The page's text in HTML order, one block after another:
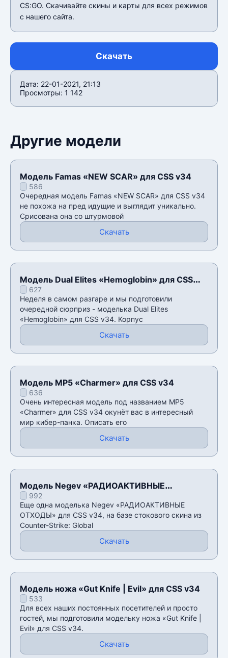
CS:GO. Скачивайте скины и карты для всех режимов
с нашего сайта.
Скачать
Дата: 22-01-2021, 21:13
Просмотры: 1 142
Другие модели
Модель Famas «NEW SCAR» для CSS v34
586
Очередная модель Famas «NEW SCAR» для CSS v34
не похожа на пред идущие и выглядит уникально.
Срисована она со штурмовой
Скачать
Модель Dual Elites «Hemoglobin» для CSS
v34627
Неделя в самом разгаре и мы подготовили
очередной сюрприз - моделька Dual Elites
«Hemoglobin» для CSS v34. Корпус
Скачать
Модель MP5 «Charmer» для CSS v34
636
Очень интересная модель под названием MP5
«Charmer» для CSS v34 окунёт вас в интересный
мир кибер-панка. Описать его
Скачать
Модель Negev «РАДИОАКТИВНЫЕ
ОТХОДЫ» для CSS v34
992
Еще одна моделька Negev «РАДИОАКТИВНЫЕ
ОТХОДЫ» для CSS v34, на базе стокового скина из
Counter-Strike: Global
Скачать
Модель ножа «Gut Knife | Evil» для CSS v34
533
Для всех наших постоянных посетителей и просто
гостей, мы подготовили модельку ножа «Gut Knife |
Evil» для CSS v34.
Скачать